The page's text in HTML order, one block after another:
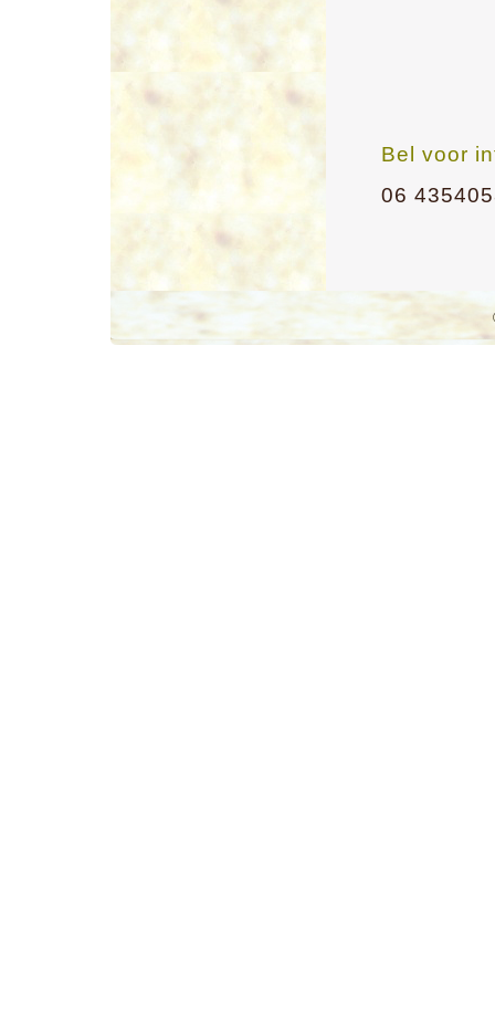
Bel voor
06